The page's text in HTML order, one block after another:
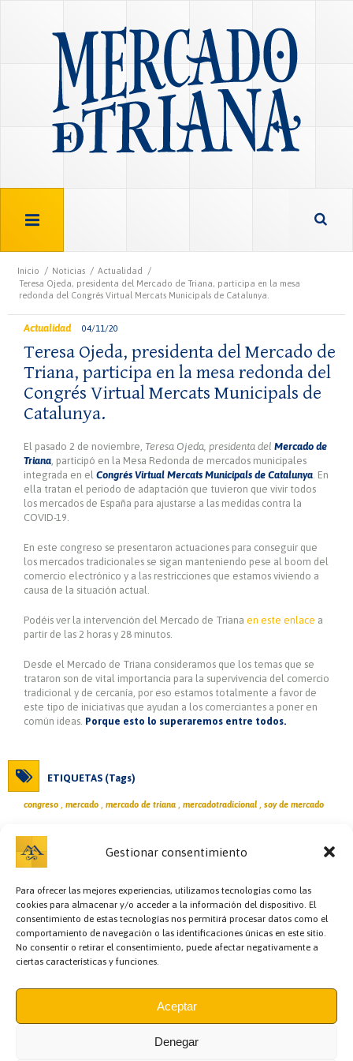
Gestionar consentimiento
Para ofrecer las mejores experiencias, utilizamos tecnologías como las
cookies para almacenar y/o acceder a la información del dispositivo. El
consentimiento de estas tecnologías nos permitirá procesar datos como el
comportamiento de navegación o las identificaciones únicas en este sitio.
No consentir o retirar el consentimiento, puede afectar negativamente a
ciertas características y funciones.
Aceptar
Denegar
Inicio / Noticias / Actualidad /
Teresa Ojeda, presidenta del Mercado de Triana, participa en la mesa
redonda del Congrés Virtual Mercats Municipals de Catalunya.
Actualidad 04/11/20
Teresa Ojeda, presidenta del Mercado de
Triana, participa en la mesa redonda del
Congrés Virtual Mercats Municipals de
Catalunya.
El pasado 2 de noviembre, Teresa Ojeda, presidenta del Mercado de
Triana, participó en la Mesa Redonda de mercados municipales
integrada en el Congrés Virtual Mercats Municipals de Catalunya. En
ella tratan el periodo de adaptación que tuvieron que vivir todos
los mercados de España para ajustarse a las medidas contra la
COVID-19.
En este congreso se presentaron actuaciones para conseguir que
los mercados tradicionales se sigan manteniendo pese al boom del
comercio electrónico y a las restricciones que estamos viviendo a
causa de la situación actual.
Podéis ver la intervención del Mercado de Triana en este enlace a
partir de las 2 horas y 28 minutos.
Desde el Mercado de Triana consideramos que los temas que se
trataron son de vital importancia para la supervivencia del comercio
tradicional y de cercanía, por eso estamos totalmente a favor de
este tipo de iniciativas que ayudan a los comerciantes a poner en
común ideas. Porque esto lo superaremos entre todos.
ETIQUETAS (Tags)
congreso , mercado , mercado de triana , mercadotradicional , soy de mercado
Bazar y regalos, Cafetería, Carnicerías,
Panaderías y pastelerías,
Pescaderías, Pollerías, Recova y pollería, Regalos y Complementos,
Semillería y especias,